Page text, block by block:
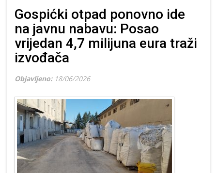
Gospićki otpad ponovno ide
na javnu nabavu: Posao
vrijedan 4,7 milijuna eura traži
izvođača
Objavljeno: 18/06/2026